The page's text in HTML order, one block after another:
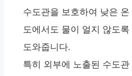
수도관을 보호하여 낮은 온
도에서도 물이 얼지 않도록
도와줍니다.
특히 외부에 노출된 수도관